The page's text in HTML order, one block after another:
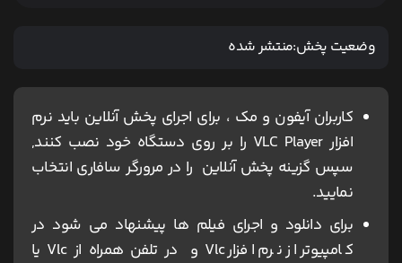
وضعیت پخش:منتشر شده
کاربران آیفون و مک ، برای اجرای پخش آنلاین باید نرم
افزار VLC Player را بر روی دستگاه خود نصب کنند,
سپس گزینه پخش آنلاین را در مرورگر سافاری انتخاب
نمایید.
برای دانلود و اجرای فیلم ها پیشنهاد می شود در
کامپیوتر از نرم افزار Vlc و در تلفن همراه از Vlc یا